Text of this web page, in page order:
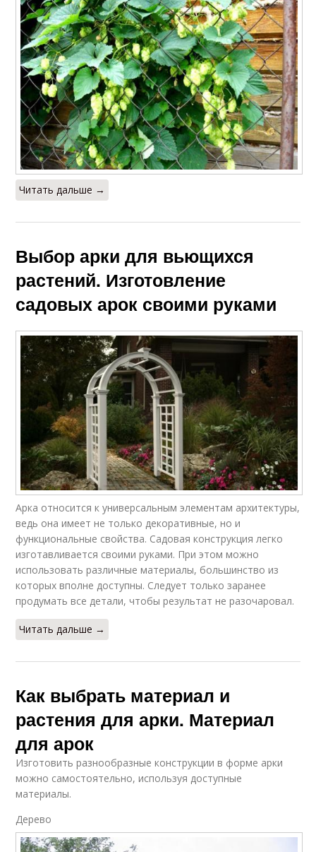
Читать дальше →
Выбор арки для вьющихся
растений. Изготовление
садовых арок своими руками
Арка относится к универсальным элементам архитектуры,
ведь она имеет не только декоративные, но и
функциональные свойства. Садовая конструкция легко
изготавливается своими руками. При этом можно
использовать различные материалы, большинство из
которых вполне доступны. Следует только заранее
продумать все детали, чтобы результат не разочаровал.
Читать дальше →
Как выбрать материал и
растения для арки. Материал
для арок
Изготовить разнообразные конструкции в форме арки
можно самостоятельно, используя доступные
материалы.
Дерево